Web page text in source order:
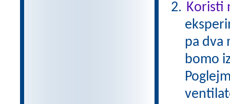
Koristi
pa dva
bomo